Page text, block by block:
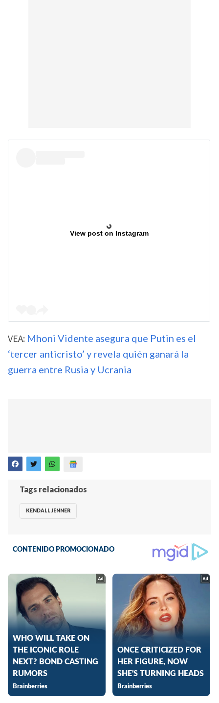
View post on Instagram
VEA: Mhoni Vidente asegura que Putin es el
‘tercer anticristo’ y revela quién ganará la
guerra entre Rusia y Ucrania
Tags relacionados
KENDALL JENNER